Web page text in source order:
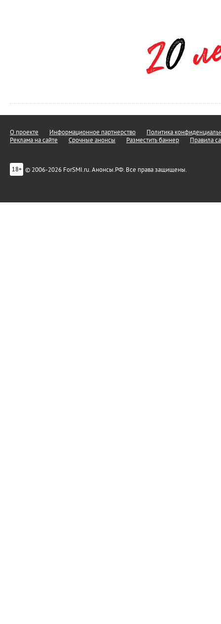
О проекте Информационное партнерство
Политика
Реклама на сайте
Срочные анонсы Разместить баннер Правила
18+ © 2006-2026 ForSMI.ru. Анонсы.РФ. Все права защищены.